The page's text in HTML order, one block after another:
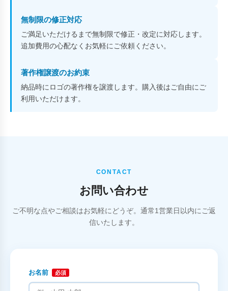
無制限の修正対応
ご満足いただけるまで無制限で修正・改定に対応します。
追加費用の心配なくお気軽にご依頼ください。
著作権譲渡のお約束
納品時にロゴの著作権を譲渡します。購入後はご自由にご
利用いただけます。
CONTACT
お問い合わせ
ご不明な点やご相談はお気軽にどうぞ。通常1営業日以内にご返
信いたします。
お名前 必須